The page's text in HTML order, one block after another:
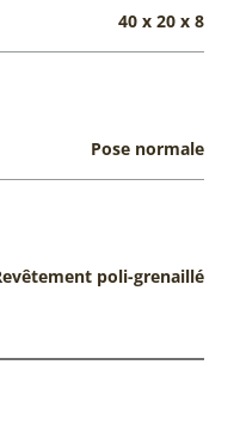
40 x 20 x 8
Pose normale
poli-grenaillé